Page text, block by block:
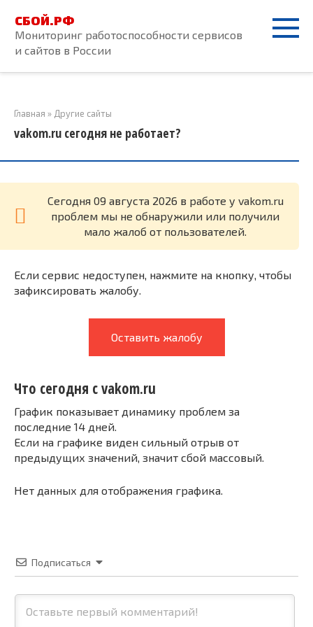
контенту
СБОЙ.РФ
Мониторинг работоспособности сервисов
и сайтов в России
Главная » Другие сайты
vakom.ru сегодня не работает?
Cегодня 09 августа 2026 в работе у vakom.ru
проблем мы не обнаружили или получили
мало жалоб от пользователей.
Если сервис недоступен, нажмите на кнопку, чтобы
зафиксировать жалобу.
Оставить жалобу
Что сегодня с vakom.ru
График показывает динамику проблем за
последние 14 дней.
Если на графике виден сильный отрыв от
предыдущих значений, значит сбой массовый.
Нет данных для отображения графика.
Подписаться